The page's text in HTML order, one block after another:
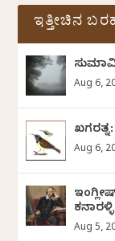
ಇತ್ತೀಚಿನ
Aug 6,
Aug 6,
Aug 5,